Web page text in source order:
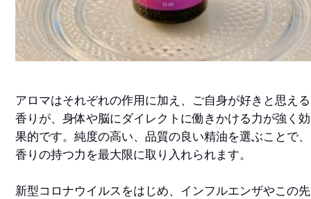
アロマはそれぞれの作用に加え、ご自身が好きと思える
香りが、身体や脳にダイレクトに働きかける力が強く効
果的です。純度の高い、品質の良い精油を選ぶことで、
香りの持つ力を最大限に取り入れられます。
新型コロナウイルスをはじめ、インフルエンザやこの先